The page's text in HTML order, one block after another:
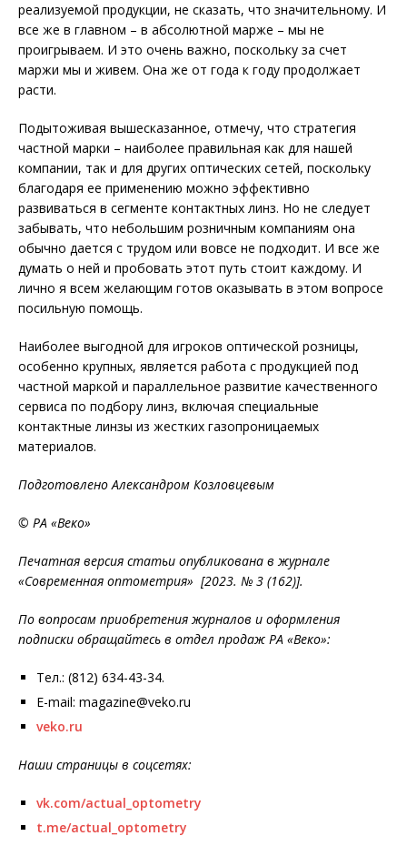
реализуемой продукции, не сказать, что значительному. И
все же в главном – в абсолютной марже – мы не
проигрываем. И это очень важно, поскольку за счет
маржи мы и живем. Она же от года к году продолжает
расти.
Подытоживая вышесказанное, отмечу, что стратегия
частной марки – наиболее правильная как для нашей
компании, так и для других оптических сетей, поскольку
благодаря ее применению можно эффективно
развиваться в сегменте контактных линз. Но не следует
забывать, что небольшим розничным компаниям она
обычно дается с трудом или вовсе не подходит. И все же
думать о ней и пробовать этот путь стоит каждому. И
лично я всем желающим готов оказывать в этом вопросе
посильную помощь.
Наиболее выгодной для игроков оптической розницы,
особенно крупных, является работа с продукцией под
частной маркой и параллельное развитие качественного
сервиса по подбору линз, включая специальные
контактные линзы из жестких газопроницаемых
материалов.
Подготовлено Александром Козловцевым
© РА «Веко»
Печатная версия статьи опубликована в журнале
«Современная оптометрия» [2023. № 3 (162)].
По вопросам приобретения журналов и оформления
подписки обращайтесь в отдел продаж РА «Веко»:
Тел.: (812) 634-43-34.
E-mail: magazine@veko.ru
veko.ru
Наши страницы в соцсетях:
vk.com/actual_optometry
t.me/actual_optometry